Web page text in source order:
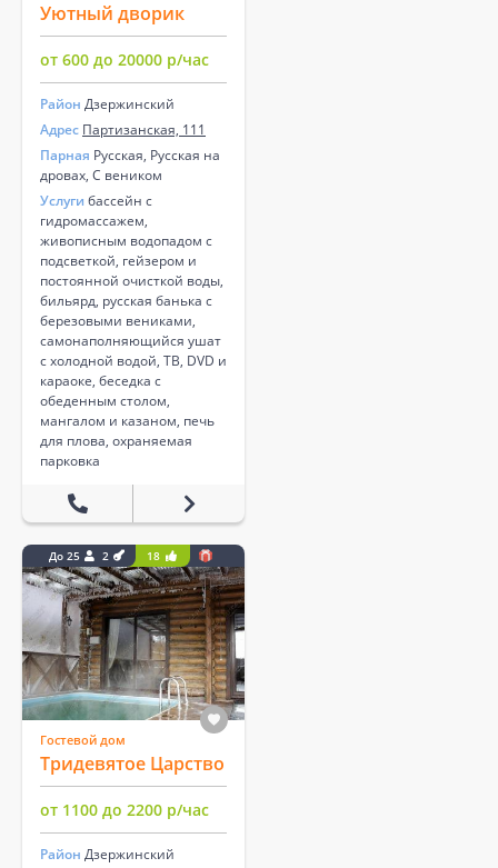
Уютный дворик
от 600 до 20000 р/час
Район Дзержинский
Адрес Партизанская, 111
Парная Русская, Русская на
дровах, С веником
Услуги бассейн с
гидромассажем,
живописным водопадом с
подсветкой, гейзером и
постоянной очисткой воды,
бильярд, русская банька с
березовыми вениками,
самонаполняющийся ушат
с холодной водой, ТВ, DVD и
караоке, беседка с
обеденным столом,
мангалом и казаном, печь
для плова, охраняемая
парковка
До 25 2 18
Гостевой дом
Тридевятое Царство
от 1100 до 2200 р/час
Район Дзержинский